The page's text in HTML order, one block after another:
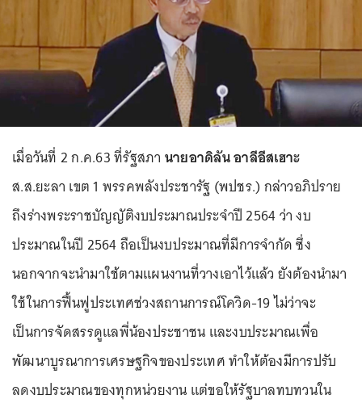
เมื่อวันที่ 2 ก.ค.63 ที่รัฐสภา นายอาดิลัน อาลีอีสเฮาะ
ส.ส.ยะลา เขต 1 พรรคพลังประชารัฐ (พปชร.) กล่าวอภิปราย
ถึงร่างพระราชบัญญัติงบประมาณประจำปี 2564 ว่า งบ
ประมาณในปี 2564 ถือเป็นงบประมาณที่มีการจำกัด ซึ่ง
นอกจากจะนำมาใช้ตามแผนงานที่วางเอาไว้แล้ว ยังต้องนำมา
ใช้ในการฟื้นฟูประเทศช่วงสถานการณ์โควิด-19 ไม่ว่าจะ
เป็นการจัดสรรดูแลพี่น้องประชาชน และงบประมาณเพื่อ
พัฒนาบูรณาการเศรษฐกิจของประเทศ ทำให้ต้องมีการปรับ
ลดงบประมาณของทุกหน่วยงาน แต่ขอให้รัฐบาลทบทวนใน